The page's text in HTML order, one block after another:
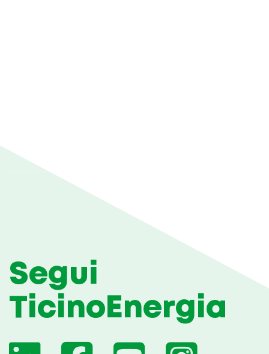
Segui
TicinoEnergia